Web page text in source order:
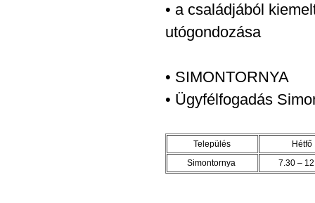
• a családjából
utógondozása
• SIMONTORNYA
• Ügyfélfogadás
Település
Hétfő
Simontornya
7.30 –